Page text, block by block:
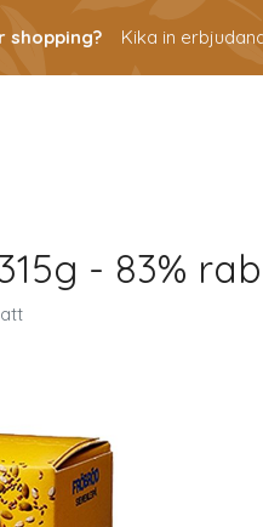
shopping? Kika in
- 83%